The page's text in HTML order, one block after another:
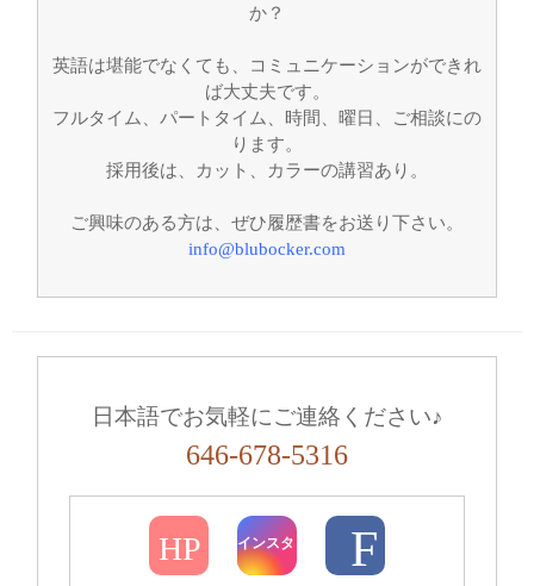
か？
英語は堪能でなくても、コミュニケーションができれ
ば大丈夫です。
フルタイム、パートタイム、時間、曜日、ご相談にの
ります。
採用後は、カット、カラーの講習あり。
ご興味のある方は、ぜひ履歴書をお送り下さい。
info@blubocker.com
日本語でお気軽にご連絡ください♪
646-678-5316
HP インスタ F